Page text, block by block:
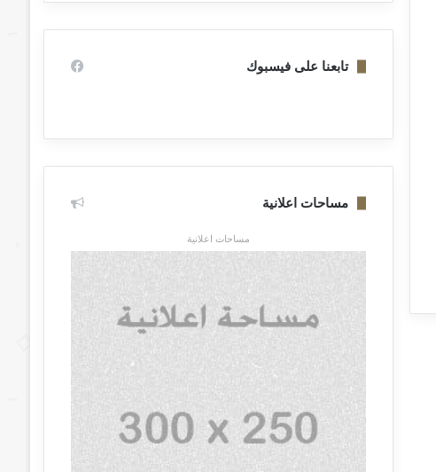
تابعنا على فيسبوك
مساحات اعلانية
مساحات اعلانية